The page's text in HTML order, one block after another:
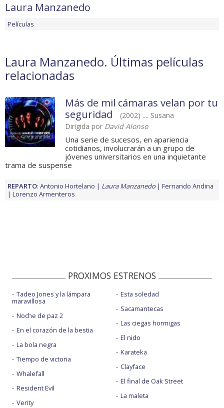
Laura Manzanedo
Películas
Laura Manzanedo. Últimas películas
relacionadas
Más de mil cámaras velan por tu
seguridad
(2002) .... Susana
Dirigida por David Alonso
Una serie de sucesos, en apariencia
cotidianos, involucrarán a un grupo de
jóvenes universitarios en una inquietante
trama de suspense
REPARTO: Antonio Hortelano Laura Manzanedo
Fernando Andina
Lorenzo Armenteros
PROXIMOS ESTRENOS
Tadeo Jones y la lámpara
maravillosa
Noche de paz 2
En el corazón de la bestia
La bola negra
Tiempo de victoria
Whalefall
Resident Evil
Verity
Esta soledad
Sacamantecas
Las ciegas hormigas
El nido
Karateka
Clayface
El final de Oak Street
La maleta